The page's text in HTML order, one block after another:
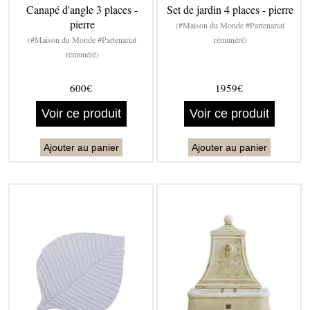
Canapé d'angle 3 places -
pierre
(#Maison du Monde #Partenariat
rémunéré)
600€
Voir ce produit
Ajouter au panier
Set de jardin 4 places - pierre
(#Maison du Monde #Partenariat
rémunéré)
1959€
Voir ce produit
Ajouter au panier